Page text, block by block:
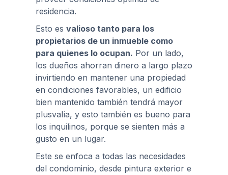
residencia.
Esto es valioso tanto para los
propietarios de un inmueble como
para quienes lo ocupan. Por un lado,
los dueños ahorran dinero a largo plazo
invirtiendo en mantener una propiedad
en condiciones favorables, un edificio
bien mantenido también tendrá mayor
plusvalía, y esto también es bueno para
los inquilinos, porque se sienten más a
gusto en un lugar.
Este se enfoca a todas las necesidades
del condominio, desde pintura exterior e